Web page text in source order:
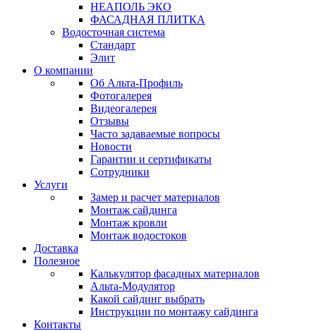
НЕАПОЛЬ ЭКО
ФАСАДНАЯ ПЛИТКА
Водосточная система
Стандарт
Элит
О компании
Об Альта-Профиль
Фотогалерея
Видеогалерея
Отзывы
Часто задаваемые вопросы
Новости
Гарантии и сертификаты
Сотрудники
Услуги
Замер и расчет материалов
Монтаж сайдинга
Монтаж кровли
Монтаж водостоков
Доставка
Полезное
Калькулятор фасадных материалов
Альта-Модулятор
Какой сайдинг выбрать
Инструкции по монтажу сайдинга
Контакты